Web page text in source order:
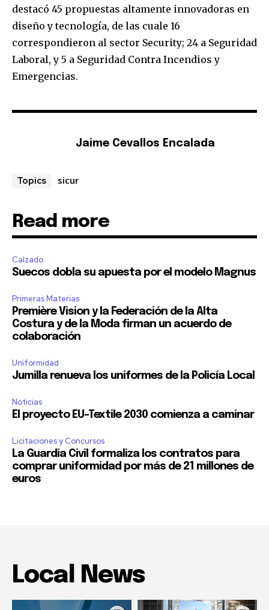
destacó 45 propuestas altamente innovadoras en
diseño y tecnología, de las cuale 16
correspondieron al sector Security; 24 a Seguridad
Laboral, y 5 a Seguridad Contra Incendios y
Emergencias.
Jaime Cevallos Encalada
Topics sicur
Read more
Calzado
Suecos dobla su apuesta por el modelo Magnus
Primeras Materias
Première Vision y la Federación de la Alta
Costura y de la Moda firman un acuerdo de
colaboración
Uniformidad
Jumilla renueva los uniformes de la Policía Local
Noticias
El proyecto EU-Textile 2030 comienza a caminar
Licitaciones y Concursos
La Guardia Civil formaliza los contratos para
comprar uniformidad por más de 21 millones de
euros
Local News